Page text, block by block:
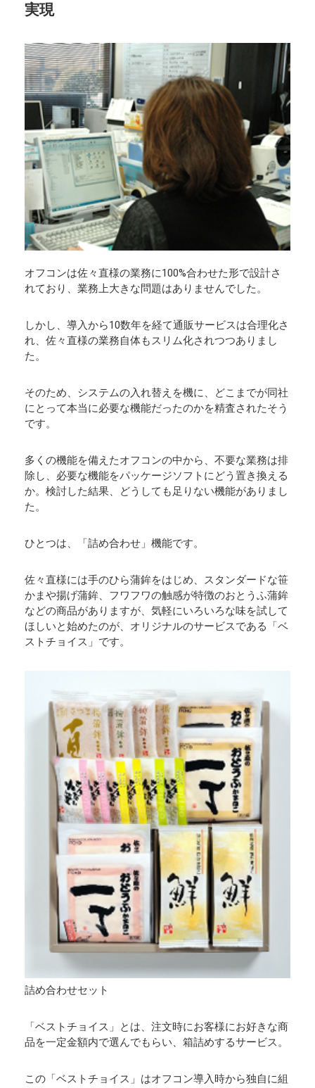
実現
オフコンは佐々直様の業務に100%合わせた形で設計さ
れており、業務上大きな問題はありませんでした。
しかし、導入から10数年を経て通販サービスは合理化さ
れ、佐々直様の業務自体もスリム化されつつありまし
た。
そのため、システムの入れ替えを機に、どこまでが同社
にとって本当に必要な機能だったのかを精査されたそう
です。
多くの機能を備えたオフコンの中から、不要な業務は排
除し、必要な機能をパッケージソフトにどう置き換える
か。検討した結果、どうしても足りない機能がありまし
た。
ひとつは、「詰め合わせ」機能です。
佐々直様には手のひら蒲鉾をはじめ、スタンダードな笹
かまや揚げ蒲鉾、フワフワの触感が特徴のおとうふ蒲鉾
などの商品がありますが、気軽にいろいろな味を試して
ほしいと始めたのが、オリジナルのサービスである「ベ
ストチョイス」です。
詰め合わせセット
「ベストチョイス」とは、注文時にお客様にお好きな商
品を一定金額内で選んでもらい、箱詰めするサービス。
この「ベストチョイス」はオフコン導入時から独自に組